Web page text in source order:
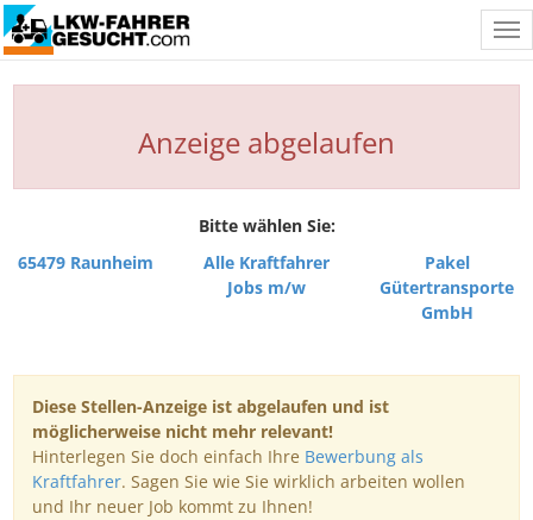
Anzeige abgelaufen
Bitte wählen Sie:
65479 Raunheim
Alle Kraftfahrer
Jobs m/w
Pakel
Gütertransporte
GmbH
Diese Stellen-Anzeige ist abgelaufen und ist
möglicherweise nicht mehr relevant!
Hinterlegen Sie doch einfach Ihre Bewerbung als
Kraftfahrer. Sagen Sie wie Sie wirklich arbeiten wollen
und Ihr neuer Job kommt zu Ihnen!